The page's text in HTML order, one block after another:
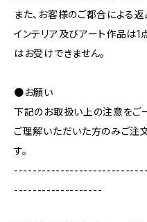
また、お客様のご都合による
インテリア及びアート作品は
はお受けできません。
●お願い
下記のお取扱い上の注意をご
ご理解いただいた方のみご注
す。
-------------------